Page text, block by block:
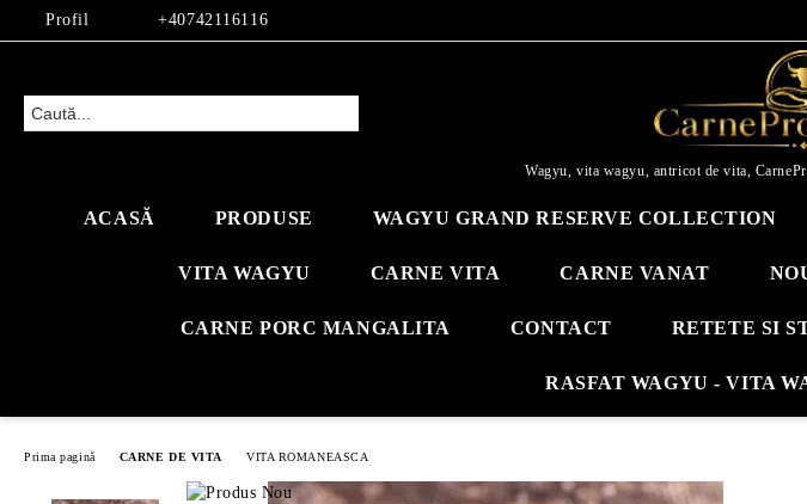
Profil +40742116116
Wagyu, vita wagyu, antricot de vita,
ACASĂ PRODUSE WAGYU GRAND RESERVE COLLECTION
VITA WAGYU CARNE VITA CARNE VANAT
CARNE PORC MANGALITA CONTACT RETETE SI
RASFAT WAGYU - VITA
Prima pagină CARNE DE VITA VITA ROMANEASCA